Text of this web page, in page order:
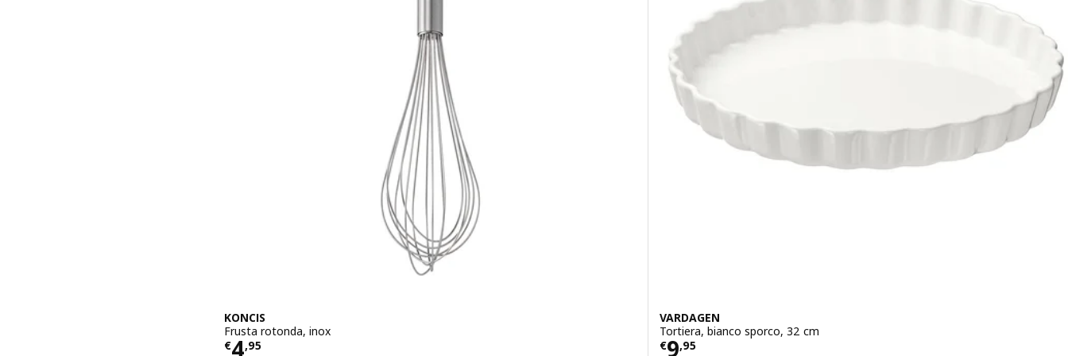
KONCIS
Frusta rotonda, inox
€4,95
Prezzo € 4,95
VARDAGEN
Tortiera, bianco sporco, 32 cm
€9,95
Prezzo € 9,95